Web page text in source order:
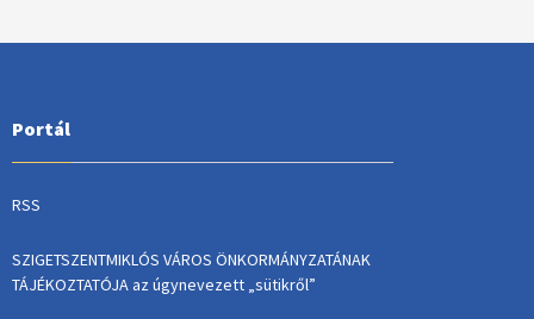
Portál
RSS
SZIGETSZENTMIKLÓS VÁROS ÖNKORMÁNYZATÁNAK
TÁJÉKOZTATÓJA az úgynevezett „sütikről”